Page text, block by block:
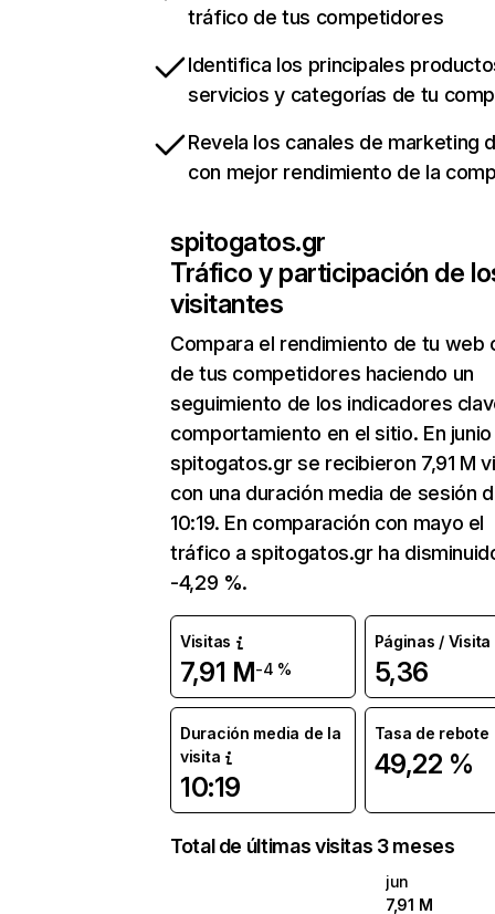
tráfico de tus competidores
Identifica los principales
servicios y categorías de tu
Revela los canales de marketing
con mejor rendimiento de la
spitogatos.gr
Tráfico y participación de
visitantes
Compara el rendimiento de tu web
de tus competidores haciendo un
seguimiento de los indicadores
comportamiento en el sitio. En junio
spitogatos.gr se recibieron 7,91 M
con una duración media de sesión
10:19. En comparación con mayo el
tráfico a spitogatos.gr ha
-4,29 %.
Visitas
7,91 M-4 %
Páginas / Visita
5,36
Duración media de la
visita
10:19
Tasa de rebote
49,22 %
Total de últimas visitas 3 meses
jun
7,91 M